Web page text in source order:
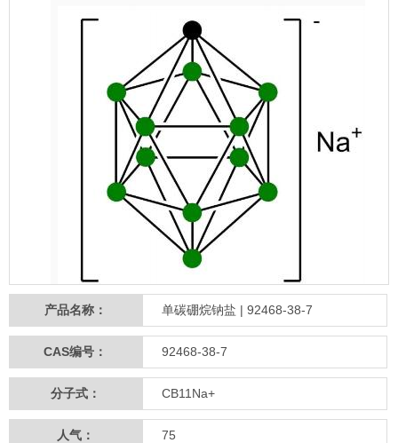
产品名称： 单碳硼烷钠盐 | 92468-38-7
CAS编号： 92468-38-7
分子式： CB11Na+
人气： 75